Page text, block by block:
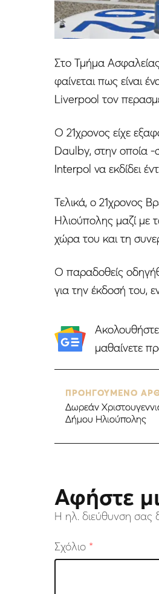
Στο Τμήμα
φαίνεται πως είναι
Liverpool τον
Ο 21χρονος είχε
Daulby, στην οποία -
Ιnterpol να εκδίδει
Τελικά, ο 21χρονος
Ηλιούπολης μαζί με
χώρα του και τη
Ο παραδοθείς
για την έκδοσή του,
μαθαίνετε
ΠΡΟΗΓΟΥΜΕΝΟ
Δωρεάν
Δήμου Ηλιούπολης
Αφήστε
Η ηλ. διεύθυνση σας
Σχόλιο *